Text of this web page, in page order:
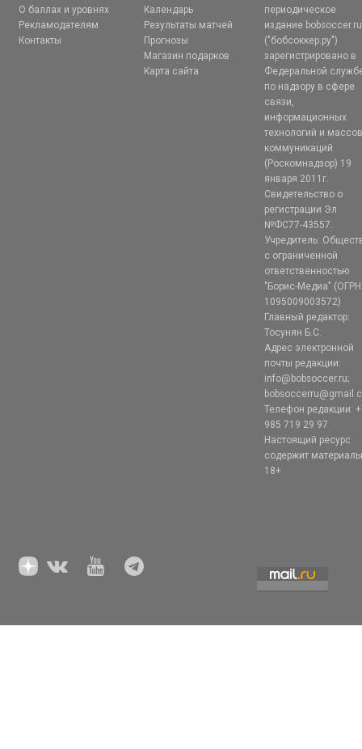
О баллах и уровнях
Рекламодателям
Контакты
Календарь
Результаты матчей
Прогнозы
Магазин подарков
Карта сайта
периодическое
издание bobsoccer.ru
("бобсоккер.ру")
зарегистрировано в
Федеральной
по надзору в сфере
связи,
информационных
технологий и
коммуникаций
(Роскомнадзор) 19
января 2011г.
Свидетельство о
регистрации Эл
№ФС77-43557.
Учредитель:
с ограниченной
ответственностью
"Борис-Медиа" (ОГРН
1095009003572)
Главный редактор:
Тосунян Б.С.
Адрес электронной
почты редакции:
info@bobsoccer.ru;
Телефон редакции:
985 719 29 97
Настоящий ресурс
содержит
18+